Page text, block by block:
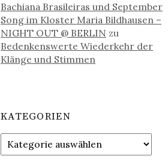
Bachiana Brasileiras und September
Song im Kloster Maria Bildhausen –
NIGHT OUT @ BERLIN zu
Bedenkenswerte Wiederkehr der
Klänge und Stimmen
KATEGORIEN
Kategorien